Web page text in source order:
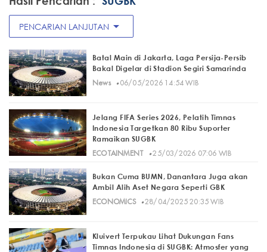
PENCARIAN LANJUTAN arrow_drop_down
Batal Main di Jakarta, Laga Persija-Persib
Bakal Digelar di Stadion Segiri Samarinda
News· 06/05/2026 14:54 WIB
Jelang FIFA Series 2026, Pelatih Timnas
Indonesia Targetkan 80 Ribu Suporter
Ramaikan SUGBK
ECOTAINMENT
· 25/03/2026 07:06 WIB
Bukan Cuma BUMN, Danantara Juga akan
Ambil Alih Aset Negara Seperti GBK
ECONOMICS· 28/04/2025 20:35 WIB
Kluivert Terpukau Lihat Dukungan Fans
Timnas Indonesia di SUGBK: Atmosfer yang